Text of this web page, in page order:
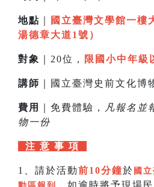
地點
國立臺灣文學館一樓
湯德章大道1號）
對象 ｜20位， 限國小中年級
講師 ｜國立臺灣史前文化博
費用 ｜免費體驗，
凡報名並
物一份
注 意 事 項
1、請於活動前10分鐘於 國
，如逾時將予現場